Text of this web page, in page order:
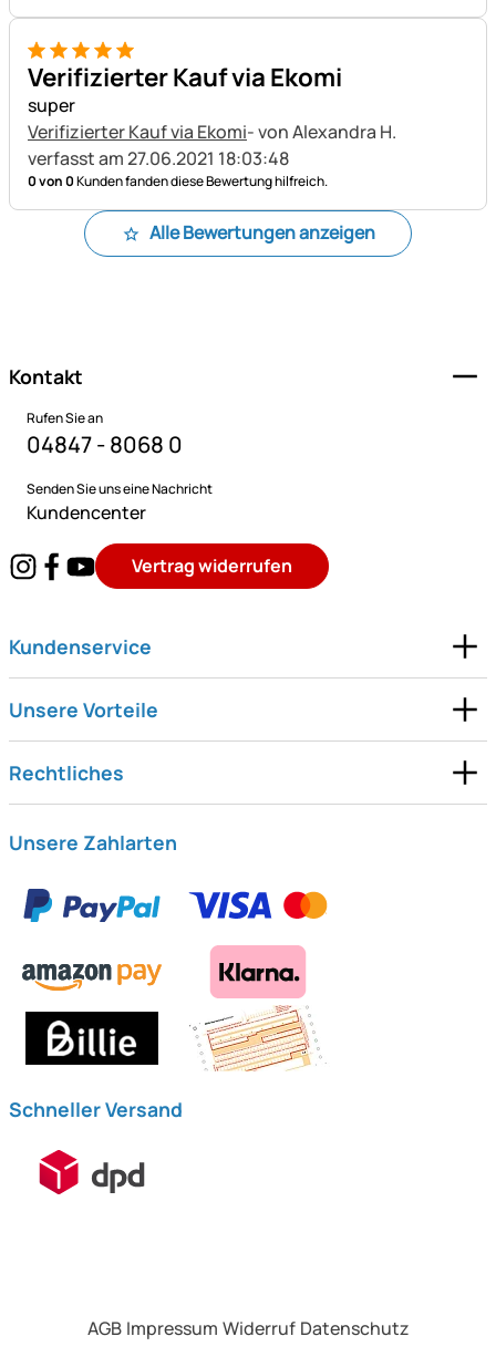
5 von 5
Verifizierter Kauf via Ekomi
super
Verifizierter Kauf via Ekomi- von Alexandra H.
verfasst am 27.06.2021 18:03:48
0 von 0Kunden fanden diese Bewertung hilfreich.
Alle Bewertungen anzeigen
Kontakt
Rufen Sie an
04847 - 8068 0
Senden Sie uns eine Nachricht
Kundencenter
Vertrag widerrufen
Kundenservice
Unsere Vorteile
Rechtliches
Unsere Zahlarten
Schneller Versand
AGB Impressum Widerruf Datenschutz